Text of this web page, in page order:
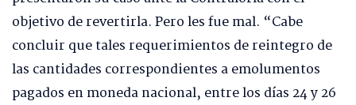
objetivo de revertirla. Pero les fue mal. “Cabe
concluir que tales requerimientos de reintegro de
las cantidades correspondientes a emolumentos
pagados en moneda nacional, entre los días 24 y 26